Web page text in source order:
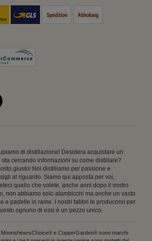
di distillazione! Desidera acquistare un
cercando informazioni su come distillare?
giusto! Noi distilliamo per passione e
al riguardo. Siamo qui apposta per voi,
quello che volete, anche anni dopo il vostro
non abbiamo solo alambicchi ma anche un vasto
e padelle in rame. I nostri fabbri le producono per
ognuno di essi é un pezzo unico.
MoonshinersChoice® e CopperGarden® sono marchi